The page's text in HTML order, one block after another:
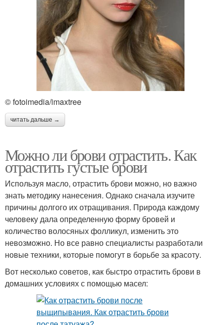
© fotoimedia/imaxtree
читать дальше →
Можно ли брови отрастить. Как
отрастить густые брови
Используя масло, отрастить брови можно, но важно
знать методику нанесения. Однако сначала изучите
причины долгого их отращивания. Природа каждому
человеку дала определенную форму бровей и
количество волосяных фолликул, изменить это
невозможно. Но все равно специалисты разработали
новые техники, которые помогут в борьбе за красоту.
Вот несколько советов, как быстро отрастить брови в
домашних условиях с помощью масел: